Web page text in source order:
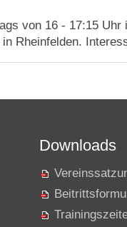
von 16 - 17:15
Rheinfelden.
Downloads